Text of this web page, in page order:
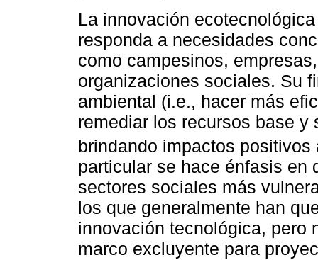
La innovación
responda a necesidades
como campesinos,
organizaciones sociales. Su
ambiental (i.e., hacer más
remediar los recursos base
brindando impactos positivos
particular se hace énfasis en
sectores sociales más
los que generalmente han
innovación tecnológica, pero
marco excluyente para